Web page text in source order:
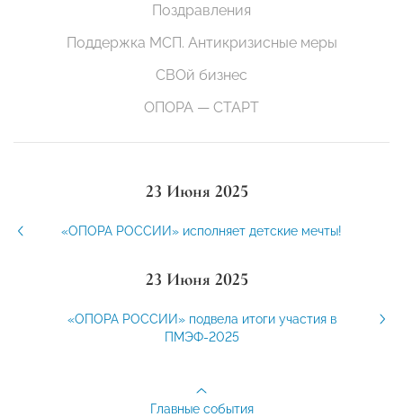
Поздравления
Поддержка МСП. Антикризисные меры
СВОй бизнес
ОПОРА — СТАРТ
23 Июня 2025
«ОПОРА РОССИИ» исполняет детские мечты!
23 Июня 2025
«ОПОРА РОССИИ» подвела итоги участия в
ПМЭФ-2025
Главные события